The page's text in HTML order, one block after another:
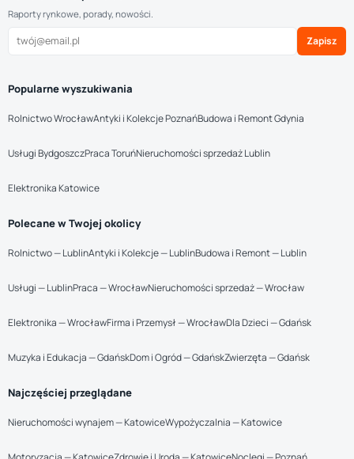
Raporty rynkowe, porady, nowości.
Zapisz
Popularne wyszukiwania
Rolnictwo WrocławAntyki i Kolekcje PoznańBudowa i Remont Gdynia
Usługi BydgoszczPraca ToruńNieruchomości sprzedaż Lublin
Elektronika Katowice
Polecane w Twojej okolicy
Rolnictwo — LublinAntyki i Kolekcje — LublinBudowa i Remont — Lublin
Usługi — LublinPraca — WrocławNieruchomości sprzedaż — Wrocław
Elektronika — WrocławFirma i Przemysł — WrocławDla Dzieci — Gdańsk
Muzyka i Edukacja — GdańskDom i Ogród — GdańskZwierzęta — Gdańsk
Najczęściej przeglądane
Nieruchomości wynajem — KatowiceWypożyczalnia — Katowice